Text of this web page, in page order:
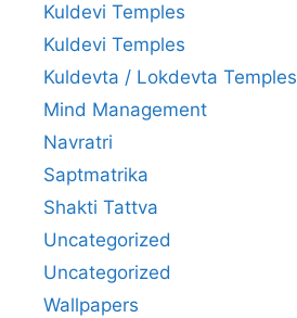
Kuldevi Temples
Kuldevi Temples
Kuldevta / Lokdevta Temples
Mind Management
Navratri
Saptmatrika
Shakti Tattva
Uncategorized
Uncategorized
Wallpapers